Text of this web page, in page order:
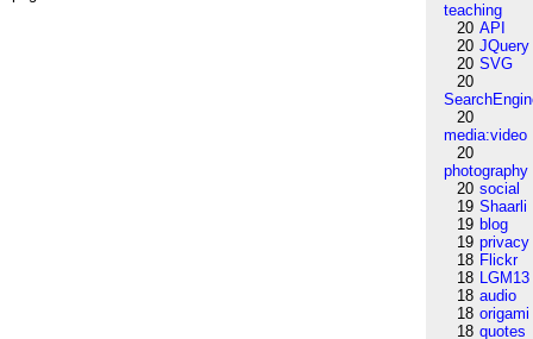
teaching
20 API
20 JQuery
20 SVG
20
20
media:video
20
photography
20 social
19 Shaarli
19 blog
19 privacy
18 Flickr
18 LGM13
18 audio
18 origami
18 quotes